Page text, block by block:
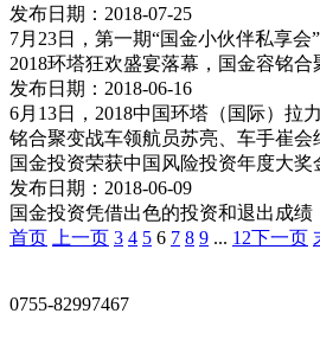
发布日期：2018-07-25
7月23日，第一期“国金小伙伴私享
2018环塔狂欢盛宴落幕，国金容铭
发布日期：2018-06-16
6月13日，2018中国环塔（国际）拉
铭合聚变战车领航员苏亮、车手崔
国金投资荣获中国风险投资年度大奖
发布日期：2018-06-09
国金投资凭借出色的投资和退出成绩
首页
上一页 3 4 5 6 7 8 9 ... 12下一页
0755-82997467